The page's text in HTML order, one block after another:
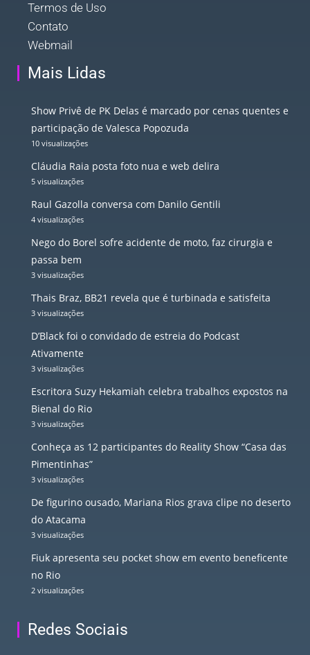
Termos de Uso
Contato
Webmail
Mais Lidas
Show Privê de PK Delas é marcado por cenas quentes e
participação de Valesca Popozuda
10 visualizações
Cláudia Raia posta foto nua e web delira
5 visualizações
Raul Gazolla conversa com Danilo Gentili
4 visualizações
Nego do Borel sofre acidente de moto, faz cirurgia e
passa bem
3 visualizações
Thais Braz, BB21 revela que é turbinada e satisfeita
3 visualizações
D’Black foi o convidado de estreia do Podcast
Ativamente
3 visualizações
Escritora Suzy Hekamiah celebra trabalhos expostos na
Bienal do Rio
3 visualizações
Conheça as 12 participantes do Reality Show “Casa das
Pimentinhas”
3 visualizações
De figurino ousado, Mariana Rios grava clipe no deserto
do Atacama
3 visualizações
Fiuk apresenta seu pocket show em evento beneficente
no Rio
2 visualizações
Redes Sociais